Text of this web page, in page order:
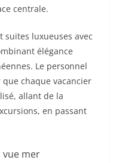
centrale.
suites luxueuses avec
élégance
Le personnel
chaque vacancier
allant de la
en passant
vue mer